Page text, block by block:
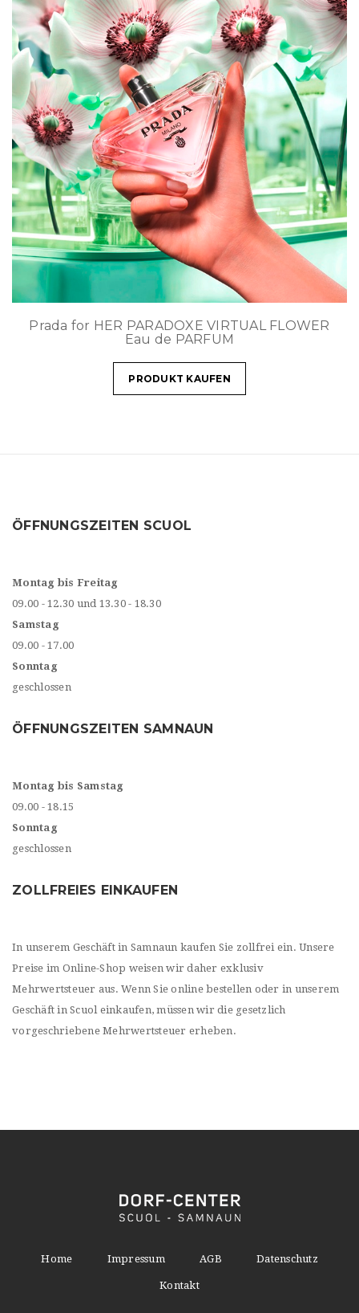
Prada for HER PARADOXE VIRTUAL FLOWER
Eau de PARFUM
PRODUKT KAUFEN
ÖFFNUNGSZEITEN SCUOL
Montag bis Freitag
09.00 - 12.30 und 13.30 - 18.30
Samstag
09.00 - 17.00
Sonntag
geschlossen
ÖFFNUNGSZEITEN SAMNAUN
Montag bis Samstag
09.00 - 18.15
Sonntag
geschlossen
ZOLLFREIES EINKAUFEN
In unserem Geschäft in Samnaun kaufen Sie zollfrei ein. Unsere
Preise im Online-Shop weisen wir daher exklusiv
Mehrwertsteuer aus. Wenn Sie online bestellen oder in unserem
Geschäft in Scuol einkaufen, müssen wir die gesetzlich
vorgeschriebene Mehrwertsteuer erheben.
Home Impressum AGB Datenschutz
Kontakt